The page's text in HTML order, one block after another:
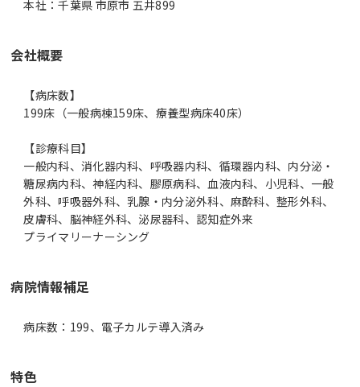
本社：千葉県 市原市 五井899
会社概要
【病床数】
199床（一般病棟159床、療養型病床40床）
【診療科目】
一般内科、消化器内科、呼吸器内科、循環器内科、内分泌・
糖尿病内科、神経内科、膠原病科、血液内科、小児科、一般
外科、呼吸器外科、乳腺・内分泌外科、麻酔科、整形外科、
皮膚科、脳神経外科、泌尿器科、認知症外来
プライマリーナーシング
病院情報補足
病床数：199、電子カルテ導入済み
特色